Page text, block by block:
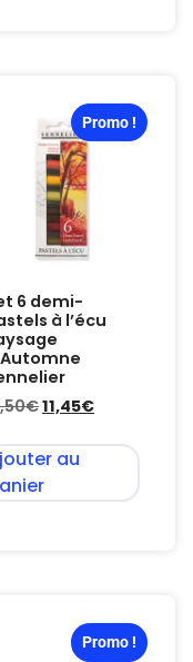
Promo !
6 demi-
à l’écu
€11,45€
au
Promo !